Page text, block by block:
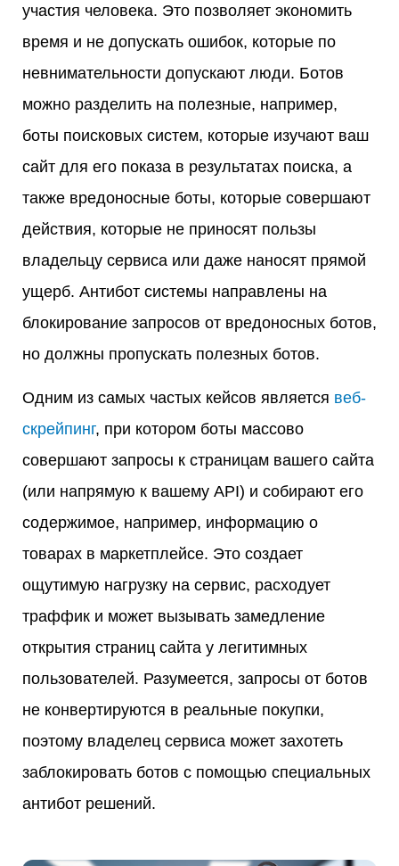
участия человека. Это позволяет экономить
время и не допускать ошибок, которые по
невнимательности допускают люди. Ботов
можно разделить на полезные, например,
боты поисковых систем, которые изучают ваш
сайт для его показа в результатах поиска, а
также вредоносные боты, которые совершают
действия, которые не приносят пользы
владельцу сервиса или даже наносят прямой
ущерб. Антибот системы направлены на
блокирование запросов от вредоносных ботов,
но должны пропускать полезных ботов.
Одним из самых частых кейсов является веб-
скрейпинг, при котором боты массово
совершают запросы к страницам вашего сайта
(или напрямую к вашему API) и собирают его
содержимое, например, информацию о
товарах в маркетплейсе. Это создает
ощутимую нагрузку на сервис, расходует
траффик и может вызывать замедление
открытия страниц сайта у легитимных
пользователей. Разумеется, запросы от ботов
не конвертируются в реальные покупки,
поэтому владелец сервиса может захотеть
заблокировать ботов с помощью специальных
антибот решений.